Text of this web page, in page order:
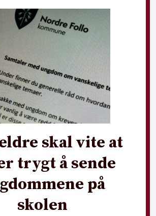
skal vite at
trygt å sende
på
skolen